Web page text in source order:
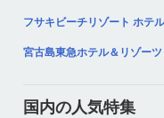
フサキビーチリゾート ホテ
宮古島東急ホテル＆リゾーツ
国内の人気特集